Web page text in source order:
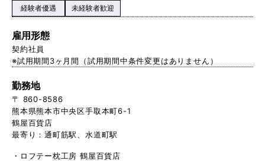
経験者優遇 未経験者歓迎
雇用形態
契約社員
※試用期間3ヶ月間（試用期間中条件変更はありません）
勤務地
〒 860-8586
熊本県熊本市中央区手取本町6-1
鶴屋百貨店
最寄り：通町筋駅、水道町駅
・ロフテー枕工房 鶴屋百貨店